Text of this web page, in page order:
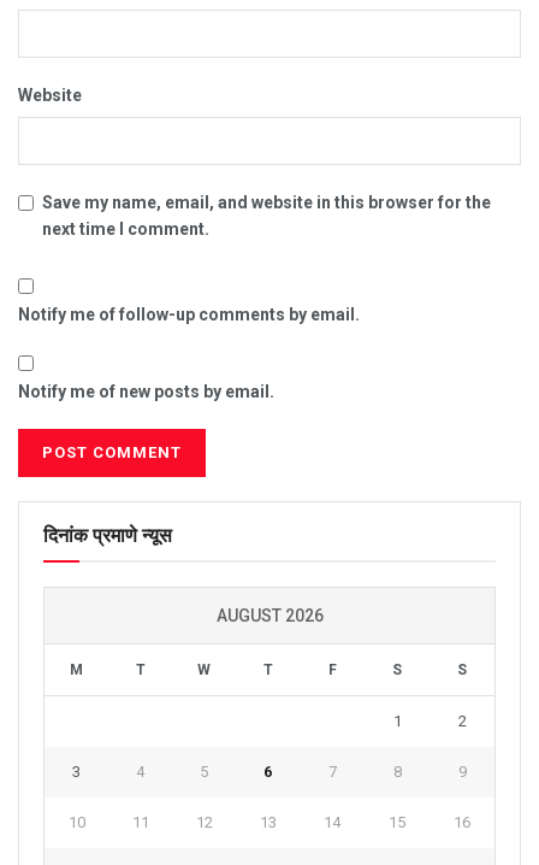
Website
Save my name, email, and website in this browser for the
next time I comment.
Notify me of follow-up comments by email.
Notify me of new posts by email.
दिनांक प्रमाणे न्यूस
AUGUST 2026
M T W T F S S
1 2
3 4 5 6 7 8 9
10 11 12 13 14 15 16